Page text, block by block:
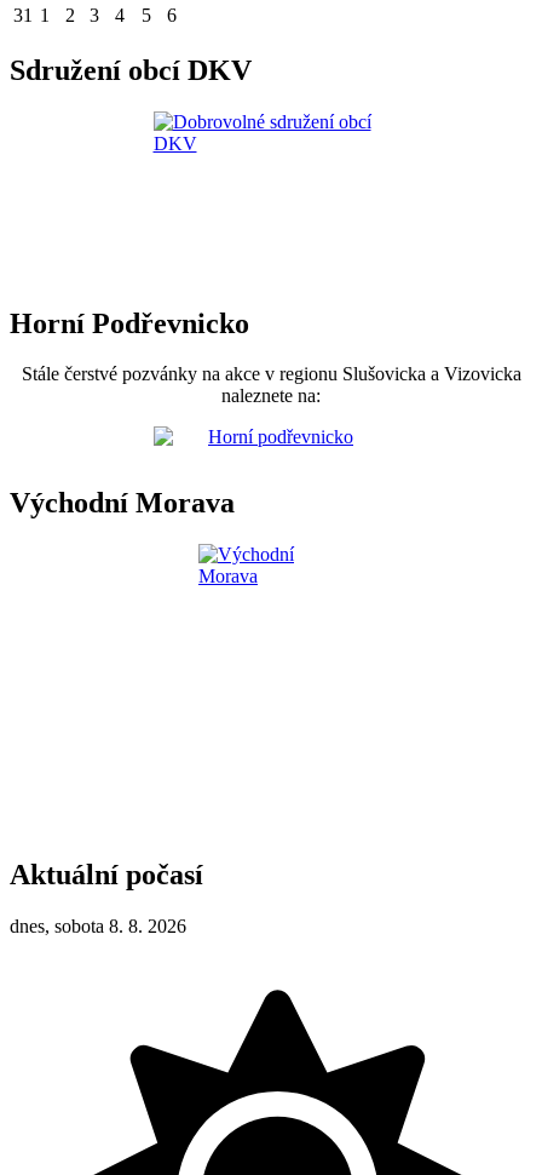
31 1 2 3 4 5 6
Sdružení obcí DKV
Horní Podřevnicko
Stále čerstvé pozvánky na akce v regionu Slušovicka a Vizovicka
naleznete na:
Východní Morava
Aktuální počasí
dnes, sobota 8. 8. 2026